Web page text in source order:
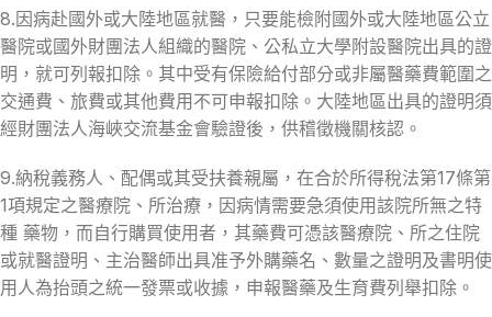
8.因病赴國外或大陸地區就醫，只要能檢附國外或大陸地區公立
醫院或國外財團法人組織的醫院、公私立大學附設醫院出具的證
明，就可列報扣除。其中受有保險給付部分或非屬醫藥費範圍之
交通費、旅費或其他費用不可申報扣除。大陸地區出具的證明須
經財團法人海峽交流基金會驗證後，供稽徵機關核認。
9.納稅義務人、配偶或其受扶養親屬，在合於所得稅法第17條第
1項規定之醫療院、所治療，因病情需要急須使用該院所無之特
種 藥物，而自行購買使用者，其藥費可憑該醫療院、所之住院
或就醫證明、主治醫師出具准予外購藥名、數量之證明及書明使
用人為抬頭之統一發票或收據，申報醫藥及生育費列舉扣除。